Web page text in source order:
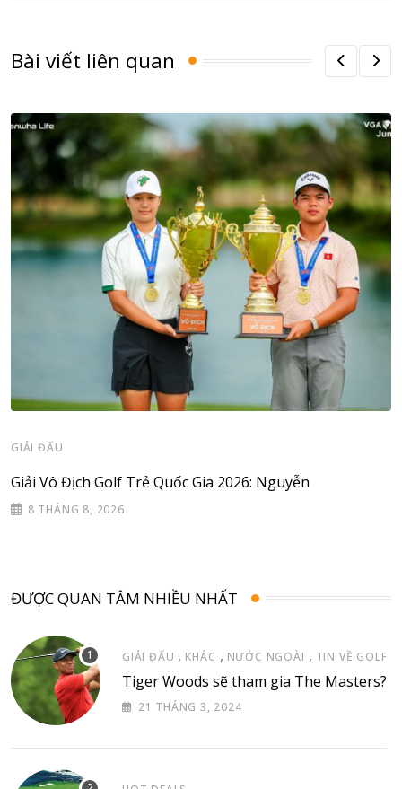
Bài viết liên quan
GIẢI ĐẤU
Giải Vô Địch Golf Trẻ Quốc Gia 2026: Nguyễn
8 THÁNG 8, 2026
ĐƯỢC QUAN TÂM NHIỀU NHẤT
GIẢI ĐẤU , KHÁC , NƯỚC NGOÀI , TIN VỀ GOLF
Tiger Woods sẽ tham gia The Masters?
21 THÁNG 3, 2024